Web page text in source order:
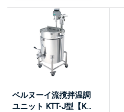
ベルヌーイ流撹拌温調
ユニット KTT-J型【KU-